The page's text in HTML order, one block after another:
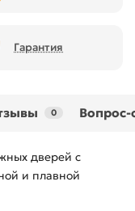
Гарантия
0 Вопрос-
дверей с
и плавной